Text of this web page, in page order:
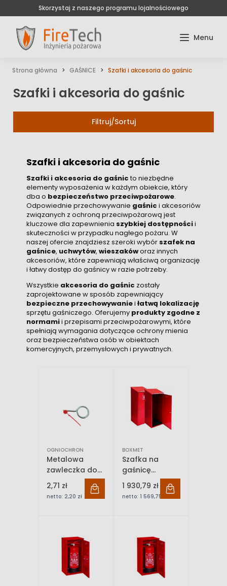
Skorzystaj z naszego programu lojalnościowego
Strona główna GAŚNICE Szafki i akcesoria do gaśnic
Szafki i akcesoria do gaśnic
Filtruj/Sortuj
Szafki i akcesoria do gaśnic
Szafki i akcesoria do gaśnicto niezbędne
elementy wyposażenia w każdym obiekcie, który
dba o bezpieczeństwo przeciwpożarowe.
Odpowiednie przechowywanie gaśnic i akcesoriów
związanych z ochroną przeciwpożarową jest
kluczowe dla zapewnienia szybkiej dostępnościi
skuteczności w przypadku nagłego pożaru. W
naszej ofercie znajdziesz szeroki wybór szafek na
gaśnice, uchwytów, wieszakóworaz innych
akcesoriów, które zapewniają właściwą organizację
i łatwy dostęp do gaśnicy w razie potrzeby.
Wszystkie akcesoria do gaśnic zostały
zaprojektowane w sposób zapewniający
bezpieczne przechowywaniei łatwą lokalizację
sprzętu gaśniczego. Oferujemy produkty zgodne z
normamii przepisami przeciwpożarowymi, które
spełniają wymagania dotyczące ochrony mienia
oraz bezpieczeństwa osób w obiektach
komercyjnych, przemysłowych i prywatnych.
OGNIOCHRON
Metalowa
zawleczka do
gaśnic GP-
4/GP-6
2,71 zł
netto: 2,20 zł
BOXMET
Szafka na
gaśnicę
przewoźną AP-
50 Boxmet
1 930,79 zł
netto: 1 569,75 zł